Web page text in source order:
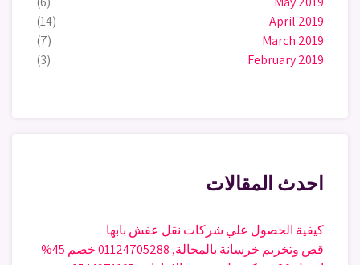
April 2019
(14)
March 2019
(7)
February 2019
(3)
احدث المقالات
كيفية الحصول علي شركات نقل عفش بابها
قص وتخريم خرسانة بالمحالة, 01124705288 خصم 45%